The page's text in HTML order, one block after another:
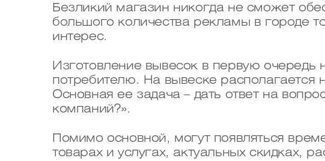
Безликий магазин никогда не сможет
большого количества рекламы в городе
интерес.
Изготовление вывесок в первую
потребителю. На вывеске располагается
Основная ее задача – дать ответ на
компаний?».
Помимо основной, могут появляться
товарах и услугах, актуальных скидках,